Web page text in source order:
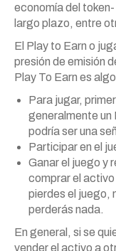
economía del
largo plazo, entre
El Play to Earn o
presión de emisión
Play To Earn es
Para jugar,
generalmente un
podría ser una
Participar en el
Ganar el juego y
comprar el
pierdes el juego,
perderás nada.
En general, si se
vender el activo a